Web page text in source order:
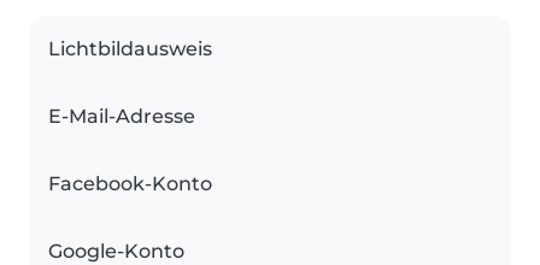
Lichtbildausweis
E-Mail-Adresse
Facebook-Konto
Google-Konto